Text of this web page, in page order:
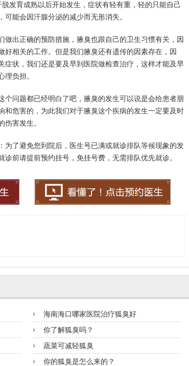
发育成熟以后开始发生，症状有轻有重，轻的只能自己
能会因汗腺分泌的减少而无形消失。
做出正确的预防措施，腋臭也跟自己的卫生习惯有关，因
好相关的工作。但是我们腋臭还有遗传的因素存在，因
症状，我们还是要及早到医院做检查治疗，这样才能及早
理负担。
个问题都已经明白了吧，腋臭的发生可以说是会给患者朋
和危害的，为此我们对于腋臭这个疾病的发生一定要及时
害发生。
为了避免您到院后，医生号已满或就诊排队等候现象的发
前请提前预约挂号，免挂号费，无需排队优先就诊。
海南海口哪家医院治疗狐臭好
你了解狐臭吗？
蔬菜可减轻狐臭
你的狐臭是怎么来的？